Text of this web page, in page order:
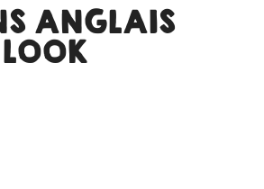
ANGLAIS